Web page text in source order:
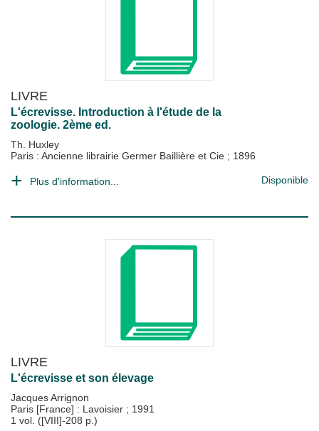
LIVRE
L'écrevisse. Introduction à l'étude de la
zoologie. 2ème ed.
Th. Huxley
Paris : Ancienne librairie Germer Baillière et Cie ; 1896
Plus d'information... Disponible
LIVRE
L'écrevisse et son élevage
Jacques Arrignon
Paris [France] : Lavoisier ; 1991
1 vol. ([VIII]-208 p.)